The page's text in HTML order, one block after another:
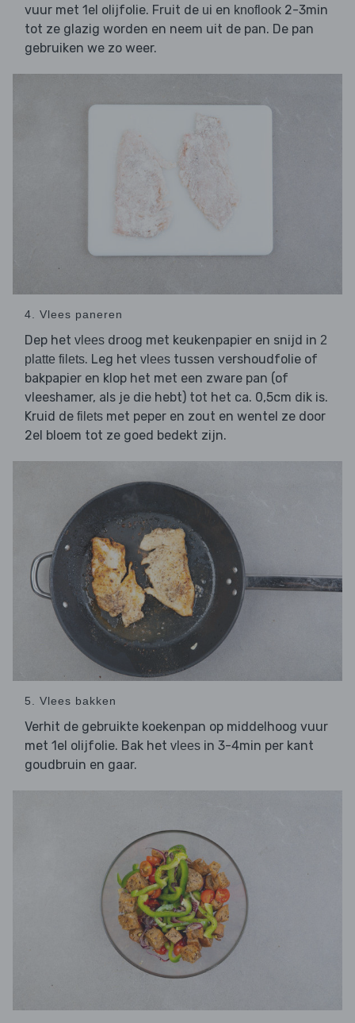
vuur met 1el olijfolie. Fruit de ui en knoflook 2-3min
tot ze glazig worden en neem uit de pan. De pan
gebruiken we zo weer.
4. Vlees paneren
Dep het vlees droog met keukenpapier en snijd in 2
platte filets. Leg het vlees tussen vershoudfolie of
bakpapier en klop het met een zware pan (of
vleeshamer, als je die hebt) tot het ca. 0,5cm dik is.
Kruid de filets met peper en zout en wentel ze door
2el bloem tot ze goed bedekt zijn.
5. Vlees bakken
Verhit de gebruikte koekenpan op middelhoog vuur
met 1el olijfolie. Bak het vlees in 3-4min per kant
goudbruin en gaar.